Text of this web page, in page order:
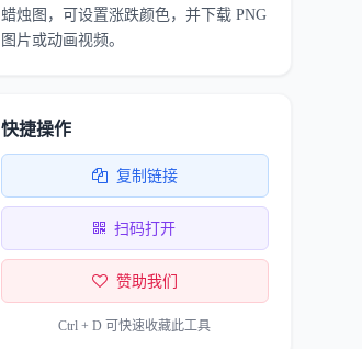
蜡烛图，可设置涨跌颜色，并下载 PNG
图片或动画视频。
快捷操作
复制链接
扫码打开
赞助我们
Ctrl + D 可快速收藏此工具